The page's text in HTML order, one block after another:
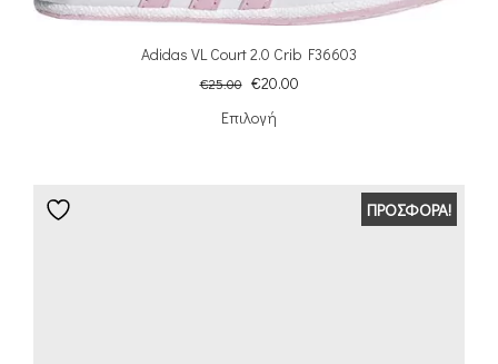
Adidas VL Court 2.0 Crib F36603
€25.00 €20.00
Επιλογή
ΠΡΟΣΦΟΡΆ!